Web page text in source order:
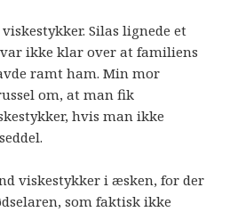
Silas lignede et
ikke klar over at familiens
ramt ham. Min mor
om, at man fik
hvis man ikke
viskestykker i æsken, for der
som faktisk ikke